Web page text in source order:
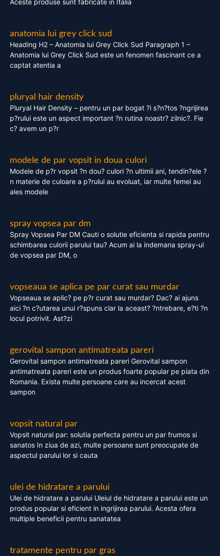
Aceste produse sunt fabricate in Italia
anatomia lui grey click sud
Heading H2 – Anatomia lui Grey Click Sud Paragraph 1 –
Anatomia lui Grey Click Sud este un fenomen fascinant ce a
captat atentia a
pluryal hair density
Pluryal Hair Density – pentru un par bogat ?i s?n?tos ?ngrijirea
p?rului este un aspect important ?n rutina noastr? zilnic?. Fie
c? avem un p?r
modele de par vopsit in doua culori
Modele de p?r vopsit ?n dou? culori ?n ultimii ani, tendin?ele ?
n materie de culoare a p?rului au evoluat, iar multe femei au
ales modele
spray vopsea par dm
Spray Vopsea Par DM Cauti o solutie eficienta si rapida pentru
schimbarea culorii parului tau? Acum ai la indemana spray-ul
de vopsea par DM, o
vopseaua se aplica pe par curat sau murdar
Vopseaua se aplic? pe p?r curat sau murdar? Dac? ai ajuns
aici ?n c?utarea unui r?spuns clar la aceast? ?ntrebare, e?ti ?n
locul potrivit. Ast?zi
gerovital sampon antimatreata pareri
Gerovital sampon antimatreata pareri Gerovital sampon
antimatreata pareri este un produs foarte popular pe piata din
Romania. Exista multe persoane care au incercat acest
sampon
vopsit natural par
Vopsit natural par: solutia perfecta pentru un par frumos si
sanatos In ziua de azi, multe persoane sunt preocupate de
aspectul parului lor si cauta
ulei de hidratare a parului
Ulei de hidratare a parului Uleiul de hidratare a parului este un
produs popular si eficient in ingrijirea parului. Acesta ofera
multiple beneficii pentru sanatatea
tratamente pentru par gras